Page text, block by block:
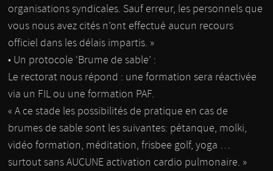
organisations syndicales. Sauf erreur, les personnels que
vous nous avez cités n’ont effectué aucun recours
officiel dans les délais impartis. »
• Un protocole ‘Brume de sable’ :
Le rectorat nous répond : une formation sera réactivée
via un FIL ou une formation PAF.
« A ce stade les possibilités de pratique en cas de
brumes de sable sont les suivantes: pétanque, molki,
vidéo formation, méditation, frisbee golf, yoga …
surtout sans AUCUNE activation cardio pulmonaire. »